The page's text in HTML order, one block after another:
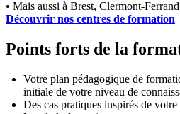
• Mais aussi à Brest, Clermont-
Découvrir nos centres de formation
Points forts de la
Votre plan pédagogique de
initiale de votre niveau de
Des cas pratiques inspirés de